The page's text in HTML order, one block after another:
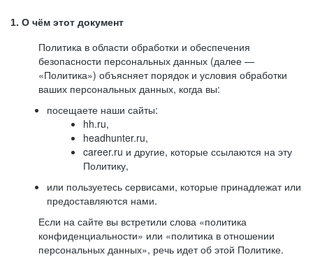
1. О чём этот документ
Политика в области обработки и обеспечения
безопасности персональных данных (далее —
«Политика») объясняет порядок и условия обработки
ваших персональных данных, когда вы:
посещаете наши сайты:
hh.ru,
headhunter.ru,
career.ru и другие, которые ссылаются на эту
Политику,
или пользуетесь сервисами, которые принадлежат или
предоставляются нами.
Если на сайте вы встретили слова «политика
конфиденциальности» или «политика в отношении
персональных данных», речь идет об этой Политике.